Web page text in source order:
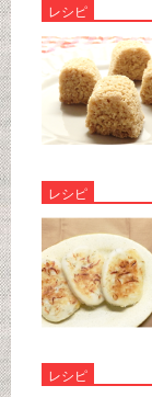
レシピ
レシピ
レシピ